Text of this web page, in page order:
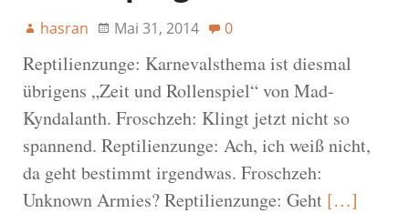
hasran Mai 31, 2014 0
Reptilienzunge: Karnevalsthema ist diesmal
übrigens „Zeit und Rollenspiel“ von Mad-
Kyndalanth. Froschzeh: Klingt jetzt nicht so
spannend. Reptilienzunge: Ach, ich weiß nicht,
da geht bestimmt irgendwas. Froschzeh:
Unknown Armies? Reptilienzunge: Geht […]